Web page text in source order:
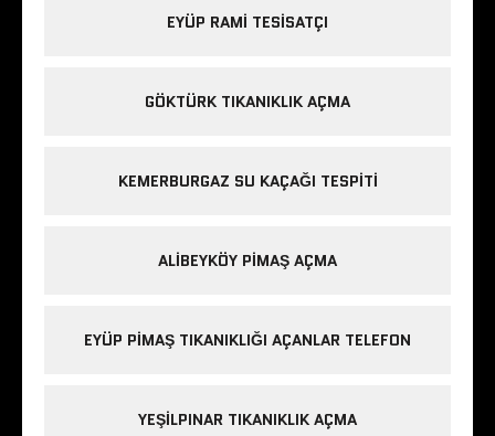
EYÜP RAMI TESISATÇI
GÖKTÜRK TIKANIKLIK AÇMA
KEMERBURGAZ SU KAÇAĞI TESPITI
ALIBEYKÖY PIMAŞ AÇMA
EYÜP PIMAŞ TIKANIKLIĞI AÇANLAR TELEFON
YEŞILPINAR TIKANIKLIK AÇMA